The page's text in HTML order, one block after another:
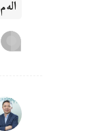
الەم